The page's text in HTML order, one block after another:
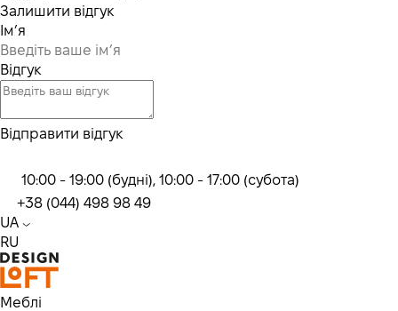
Залишити відгук
Ім’я
Відгук
Відправити відгук
10:00 - 19:00 (будні), 10:00 - 17:00 (субота)
+38 (044) 498 98 49
UA
RU
Меблі